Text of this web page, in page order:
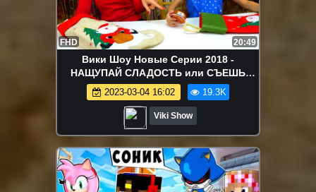
FHD 20:49
Вики Шоу Новые Серии 2018 -
НАЩУПАЙ СЛАДОСТЬ или СЪЕШЬ
ГАДОСТЬ Челлендж на Новый Год
Challenge / Вики Шоу
2023-03-04 16:02 19.3K
Viki Show